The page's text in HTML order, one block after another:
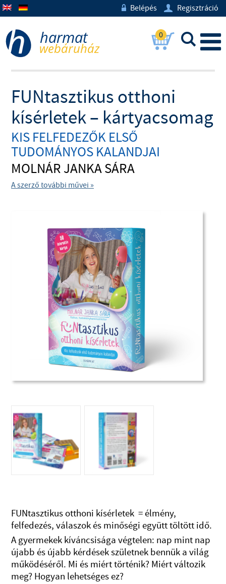
w Belépés U Regisztráció
0 L
FUNtasztikus otthoni
kísérletek – kártyacsomag
KIS FELFEDEZŐK ELSŐ
TUDOMÁNYOS KALANDJAI
MOLNÁR JANKA SÁRA
A szerző további művei »
FUNtasztikus otthoni kísérletek = élmény,
felfedezés, válaszok és minőségi együtt töltött idő.
A gyermekek kíváncsisága végtelen: nap mint nap
újabb és újabb kérdések születnek bennük a világ
működéséről. Mi és miért történik? Miért változik
meg? Hogyan lehetséges ez?